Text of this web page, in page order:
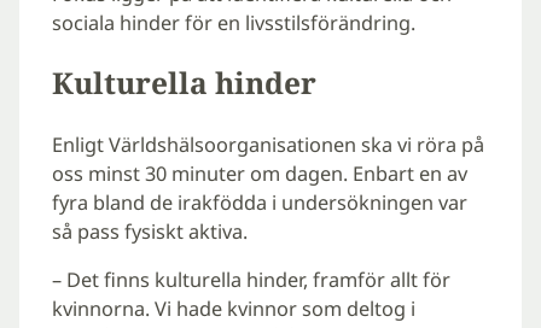
sociala hinder för en livsstilsförändring.
Kulturella hinder
Enligt Världshälsoorganisationen ska vi röra på
oss minst 30 minuter om dagen. Enbart en av
fyra bland de irakfödda i undersökningen var
så pass fysiskt aktiva.
– Det finns kulturella hinder, framför allt för
kvinnorna. Vi hade kvinnor som deltog i